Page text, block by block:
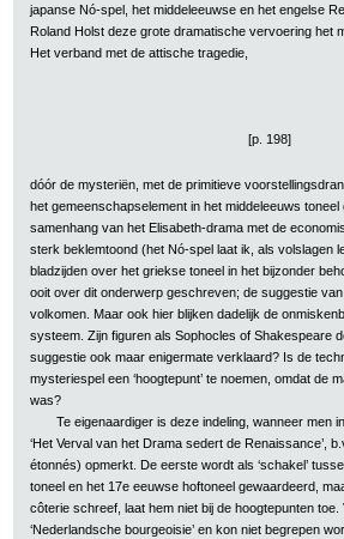
japanse Nó-spel, het middeleeuwse en het engelse
Roland Holst deze grote dramatische vervoering het
Het verband met de attische tragedie,
[p. 198]
dóór de mysteriën, met de primitieve
het gemeenschapselement in het middeleeuws
samenhang van het Elisabeth-drama met de
sterk beklemtoond (het Nó-spel laat ik, als volslagen
bladzijden over het griekse toneel in het bijzonder
ooit over dit onderwerp geschreven; de suggestie van
volkomen. Maar ook hier blijken dadelijk de
systeem. Zijn figuren als Sophocles of Shakespeare
suggestie ook maar enigermate verklaard? Is de
mysteriespel een ‘hoogtepunt’ te noemen, omdat de
was?
Te eigenaardiger is deze indeling, wanneer men
‘Het Verval van het Drama sedert de Renaissance’,
étonnés) opmerkt. De eerste wordt als ‘schakel’
toneel en het 17e eeuwse hoftoneel gewaardeerd,
côterie schreef, laat hem niet bij de hoogtepunten
‘Nederlandsche bourgeoisie’ en kon niet begrepen